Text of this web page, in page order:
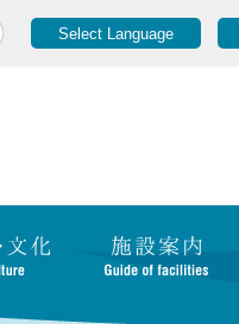
Select Language